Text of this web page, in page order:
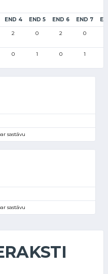
END 4 END 5 END 6 END 7
2 0 2 0
0 1 0 1
sastāvu
sastāvu